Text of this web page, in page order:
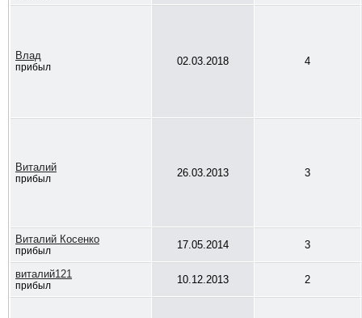
Влaд
прибыл 02.03.2018 4
Виталий
прибыл 26.03.2013 3
Виталий Косенко
прибыл 17.05.2014 3
виталий121
прибыл 10.12.2013 2